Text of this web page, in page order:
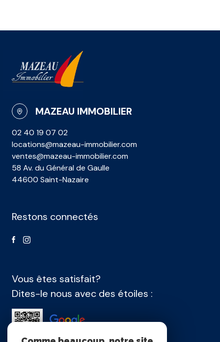
MAZEAU IMMOBILIER
02 40 19 07 02
locations@mazeau-immobilier.com
ventes@mazeau-immobilier.com
58 Av. du Général de Gaulle
44600 Saint-Nazaire
Restons connectés
Vous êtes satisfait?
Dites-le nous avec des étoiles :